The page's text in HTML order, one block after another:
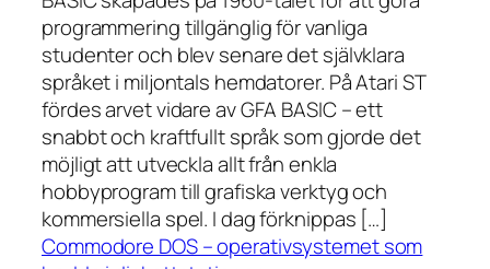
programmering tillgänglig för vanliga
studenter och blev senare det självklara
språket i miljontals hemdatorer. På Atari ST
fördes arvet vidare av GFA BASIC – ett
snabbt och kraftfullt språk som gjorde det
möjligt att utveckla allt från enkla
hobbyprogram till grafiska verktyg och
kommersiella spel. I dag förknippas […]
Commodore DOS – operativsystemet som